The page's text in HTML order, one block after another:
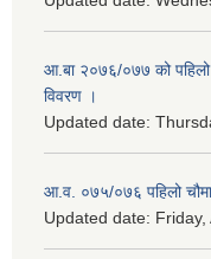
आ.बा २०७६/०७७ को पहिलो
विवरण ।
Updated date:
आ.व. ०७५/०७६ पहिलो
Updated date: